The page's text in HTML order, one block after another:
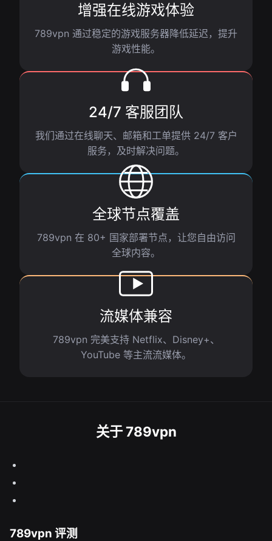
增强在线游戏体验
789vpn 通过稳定的游戏服务器降低延迟，提升
游戏性能。
24/7 客服团队
我们通过在线聊天、邮箱和工单提供 24/7 客户
服务，及时解决问题。
全球节点覆盖
789vpn 在 80+ 国家部署节点，让您自由访问
全球内容。
流媒体兼容
789vpn 完美支持 Netflix、Disney+、
YouTube 等主流流媒体。
关于 789vpn
789vpn 评测